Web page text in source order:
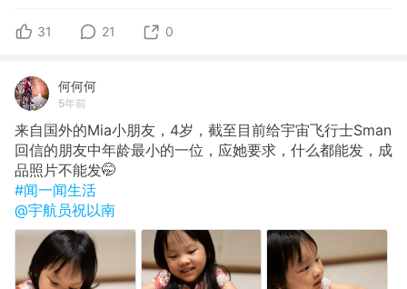
31 21 0
何何何
5年前
来自国外的Mia小朋友，4岁，截至目前给宇宙飞行士Sman
回信的朋友中年龄最小的一位，应她要求，什么都能发，成
品照片不能发🤭
#闻一闻生活
@宇航员祝以南